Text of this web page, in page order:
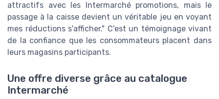
attractifs avec les Intermarché promotions, mais le
passage à la caisse devient un véritable jeu en voyant
mes réductions s'afficher." C'est un témoignage vivant
de la confiance que les consommateurs placent dans
leurs magasins participants.
Une offre diverse grâce au catalogue
Intermarché